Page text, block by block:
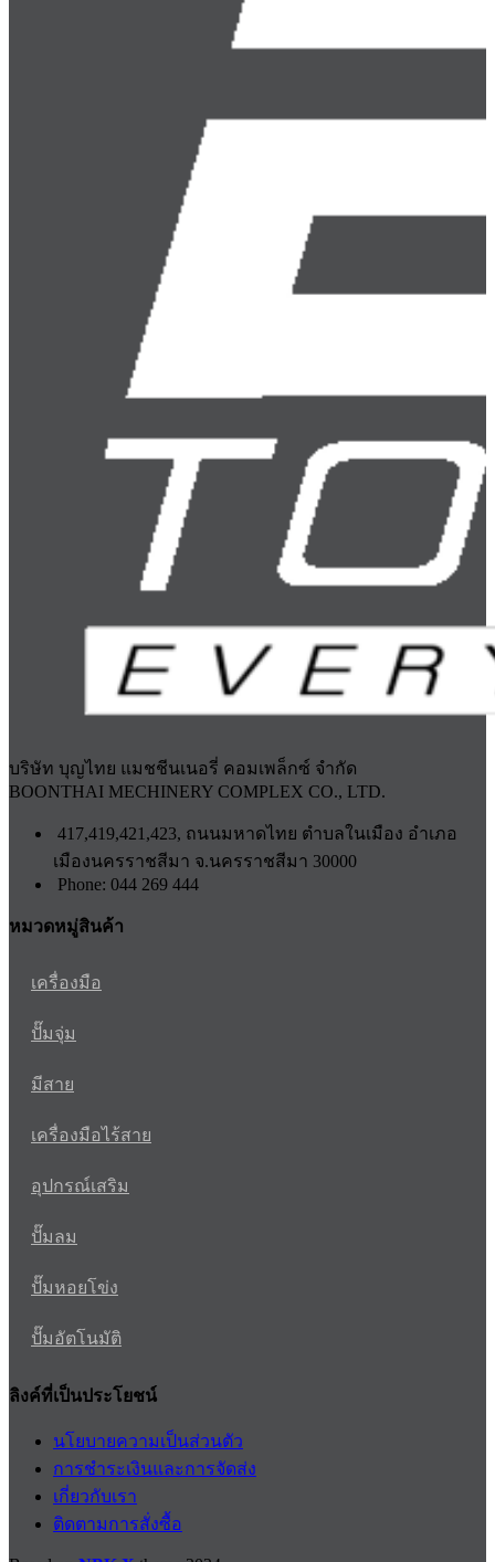
บริษัท บุญไทย แมชชีนเนอรี่ คอมเพล็กซ์ จำกัด
BOONTHAI MECHINERY COMPLEX CO., LTD.
417,419,421,423, ถนนมหาดไทย ตำบลในเมือง อำเภอ
เมืองนครราชสีมา จ.นครราชสีมา 30000
Phone: 044 269 444
หมวดหมู่สินค้า
เครื่องมือ
ปั๊มจุ่ม
มีสาย
เครื่องมือไร้สาย
อุปกรณ์เสริม
ปั๊มลม
ปั๊มหอยโข่ง
ปั๊มอัตโนมัติ
ลิงค์ที่เป็นประโยชน์
นโยบายความเป็นส่วนตัว
การชำระเงินและการจัดส่ง
เกี่ยวกับเรา
ติดตามการสั่งซื้อ